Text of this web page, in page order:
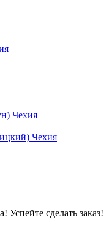
Чехия
Чехия
Успейте сделать заказ!